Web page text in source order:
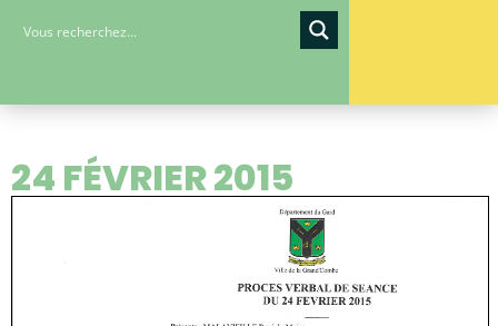
24 FÉVRIER 2015